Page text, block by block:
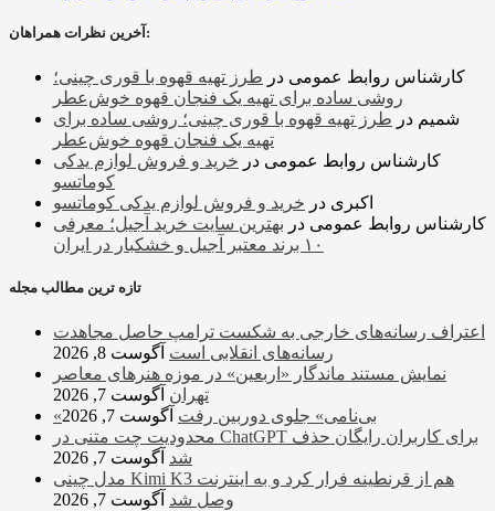
آخرین نظرات همراهان:
کارشناس روابط عمومی در طرز تهیه قهوه با قوری چینی؛
روشی ساده برای تهیه یک فنجان قهوه خوش‌عطر
شمیم در طرز تهیه قهوه با قوری چینی؛ روشی ساده برای
تهیه یک فنجان قهوه خوش‌عطر
کارشناس روابط عمومی در خرید و فروش لوازم یدکی
کوماتسو
اکبری در خرید و فروش لوازم یدکی کوماتسو
کارشناس روابط عمومی در بهترین سایت خرید آجیل؛ معرفی
۱۰ برند معتبر آجیل و خشکبار در ایران
تازه ترین مطالب مجله
اعتراف رسانه‌های خارجی به شکست ترامپ حاصل مجاهدت
رسانه‌های انقلابی است آگوست 8, 2026
نمایش مستند ماندگار «اربعین» در موزه هنرهای معاصر
تهران آگوست 7, 2026
«بی‌نامی» جلوی دوربین رفت آگوست 7, 2026
محدودیت چت متنی در ChatGPT برای کاربران رایگان حذف
شد آگوست 7, 2026
مدل چینی Kimi K3 هم از قرنطینه فرار کرد و به اینترنت
وصل شد آگوست 7, 2026